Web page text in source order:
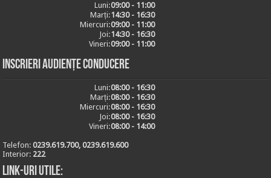
Luni:09:00 - 11:00
Marți:14:30 - 16:30
Miercuri:09:00 - 11:00
Joi:14:30 - 16:30
Vineri:09:00 - 11:00
Inscrieri audiențe conducere
Luni:08:00 - 16:30
Marți:08:00 - 16:30
Miercuri:08:00 - 16:30
Joi:08:00 - 16:30
Vineri:08:00 - 14:00
Telefon:0239.619.700, 0239.619.600
Interior: 222
Link-uri utile: